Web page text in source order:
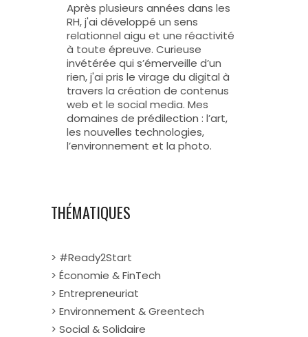
Après plusieurs années dans les
RH, j'ai développé un sens
relationnel aigu et une réactivité
à toute épreuve. Curieuse
invétérée qui s’émerveille d’un
rien, j'ai pris le virage du digital à
travers la création de contenus
web et le social media. Mes
domaines de prédilection : l’art,
les nouvelles technologies,
l’environnement et la photo.
THÉMATIQUES
> #Ready2Start
> Économie & FinTech
> Entrepreneuriat
> Environnement & Greentech
> Social & Solidaire